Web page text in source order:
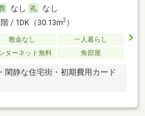
なし
なし
/ 1DK（30.13m2）
敷金なし
一人暮らし
ターネット無料 角部屋
閑静な住宅街・初期費用カード